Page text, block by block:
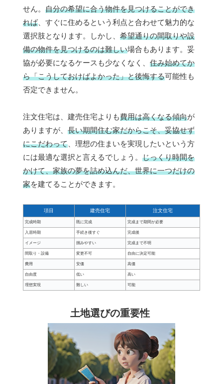
せん。 自分の希望に合う物件を見つけることができ
れば、すぐに住めるという利点と合わせて魅力的な
選択肢となります。しかし、 希望通りの間取りや設
備の物件を見つけるのは難しい場合もあります。妥
協が必要になるケースも少なくなく、 住み始めてか
ら「こうしておけばよかった」と後悔する可能性も
否定できません。
注文住宅は、建売住宅よりも費用は高くなる傾向が
ありますが、 長い期間住む家だからこそ、妥協せず
にこだわって 、理想の住まいを実現したいという方
には最適な選択と言えるでしょう。 じっくり時間を
かけて、家族の夢を詰め込んだ、世界に一つだけの
家を建てることができます。
項目 建売住宅 注文住宅
完成時期 既に完成 完成まで期間が必要
入居時期 手続き後すぐ 完成後
イメージ 掴みやすい 完成まで不明
間取り・設備 変更不可 自由に決定可能
費用 安価 高価
自由度 低い 高い
理想実現 難しい 可能
土地選びの重要性